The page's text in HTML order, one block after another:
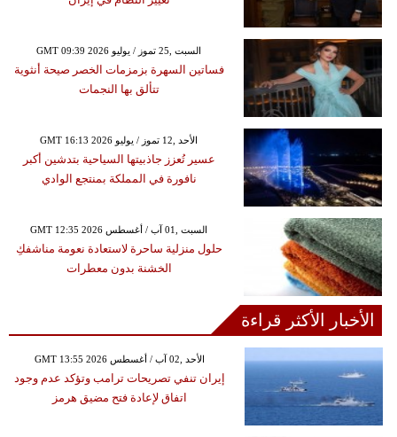
GMT 09:39 2026 السبت ,25 تموز / يوليو
فساتين السهرة بزمزمات الخصر صيحة أنثوية
تتألق بها النجمات
GMT 16:13 2026 الأحد ,12 تموز / يوليو
عسير تُعزز جاذبيتها السياحية بتدشين أكبر
نافورة في المملكة بمنتجع الوادي
GMT 12:35 2026 السبت ,01 آب / أغسطس
حلول منزلية ساحرة لاستعادة نعومة مناشفكِ
الخشنة بدون معطرات
الأخبار الأكثر قراءة
GMT 13:55 2026 الأحد ,02 آب / أغسطس
إيران تنفي تصريحات ترامب وتؤكد عدم وجود
اتفاق لإعادة فتح مضيق هرمز